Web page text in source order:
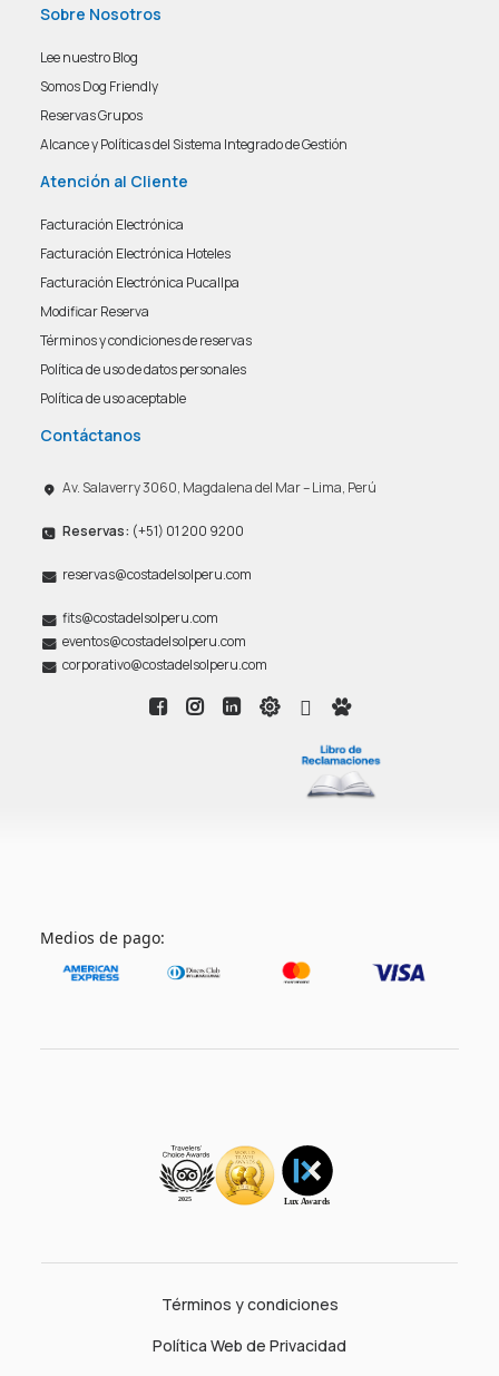
Sobre Nosotros
Lee nuestro Blog
Somos Dog Friendly
Reservas Grupos
Alcance y Políticas del Sistema Integrado de Gestión
Atención al Cliente
Facturación Electrónica
Facturación Electrónica Hoteles
Facturación Electrónica Pucallpa
Modificar Reserva
Términos y condiciones de reservas
Política de uso de datos personales
Política de uso aceptable
Contáctanos
Av. Salaverry 3060, Magdalena del Mar – Lima, Perú
Reservas: (+51) 01 200 9200
reservas@costadelsolperu.com
fits@costadelsolperu.com
eventos@costadelsolperu.com
corporativo@costadelsolperu.com
Medios de pago:
Términos y condiciones
Política Web de Privacidad